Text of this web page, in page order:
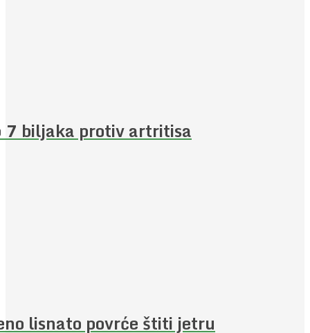
7 biljaka protiv artritisa
lisnato povrće štiti jetru